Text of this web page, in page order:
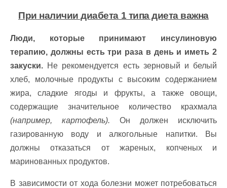
При наличии диабета 1 типа диета важна
Люди, которые принимают инсулиновую
терапию, должны есть три раза в день и иметь 2
закуски. Не рекомендуется есть зерновый и белый
хлеб, молочные продукты с высоким содержанием
жира, сладкие ягоды и фрукты, а также овощи,
содержащие значительное количество крахмала
(например, картофель). Он должен исключить
газированную воду и алкогольные напитки. Вы
должны отказаться от жареных, копченых и
маринованных продуктов.
В зависимости от хода болезни может потребоваться